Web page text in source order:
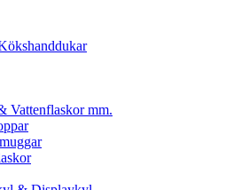
Vattenflaskor mm.